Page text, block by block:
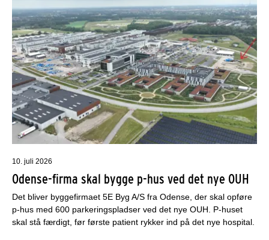
10. juli 2026
Odense-firma skal bygge p-hus ved det nye OUH
Det bliver byggefirmaet 5E Byg A/S fra Odense, der skal opføre
p-hus med 600 parkeringspladser ved det nye OUH. P-huset
skal stå færdigt, før første patient rykker ind på det nye hospital.